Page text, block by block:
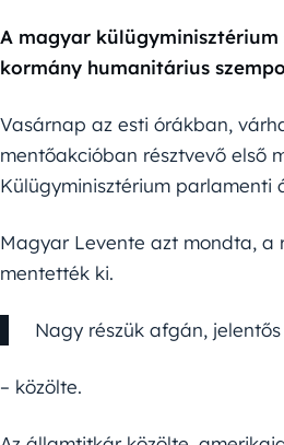
A magyar
kormány humanitárius
Vasárnap az esti órákban,
mentőakcióban résztvevő első
Külügyminisztérium
Magyar Levente azt mondta, a
mentették ki.
Nagy részük afgán,
– közölte.